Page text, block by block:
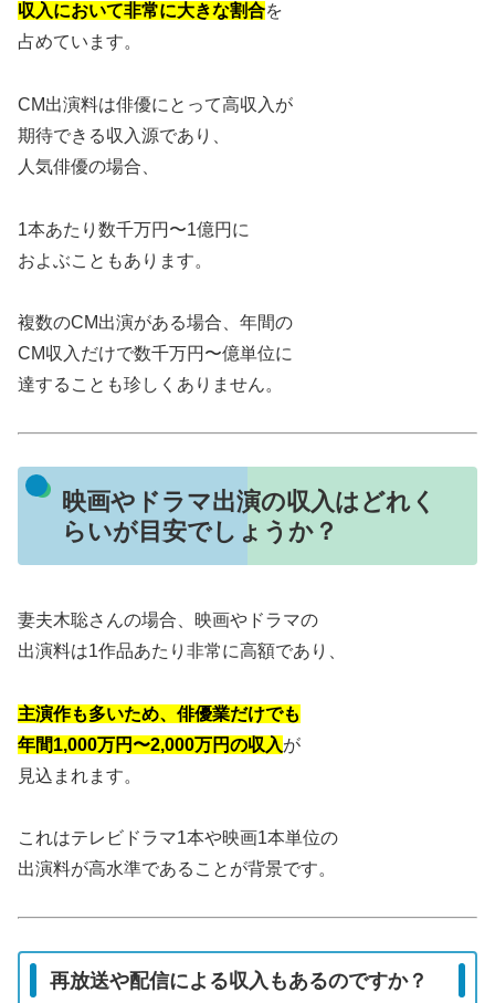
収入において非常に大きな割合を
占めています。
CM出演料は俳優にとって高収入が
期待できる収入源であり、
人気俳優の場合、
1本あたり数千万円〜1億円に
およぶこともあります。
複数のCM出演がある場合、年間の
CM収入だけで数千万円〜億単位に
達することも珍しくありません。
映画やドラマ出演の収入はどれく
らいが目安でしょうか？
妻夫木聡さんの場合、映画やドラマの
出演料は1作品あたり非常に高額であり、
主演作も多いため、俳優業だけでも
年間1,000万円〜2,000万円の収入が
見込まれます。
これはテレビドラマ1本や映画1本単位の
出演料が高水準であることが背景です。
再放送や配信による収入もあるのですか？